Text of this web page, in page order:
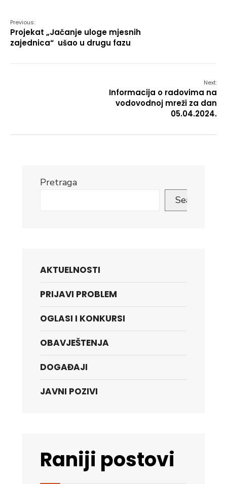
Previous:
Projekat „Jačanje uloge mjesnih
zajednica“ ušao u drugu fazu
Next:
Informacija o radovima na
vodovodnoj mreži za dan
05.04.2024.
Pretraga
Search
AKTUELNOSTI
PRIJAVI PROBLEM
OGLASI I KONKURSI
OBAVJEŠTENJA
DOGAĐAJI
JAVNI POZIVI
Raniji postovi